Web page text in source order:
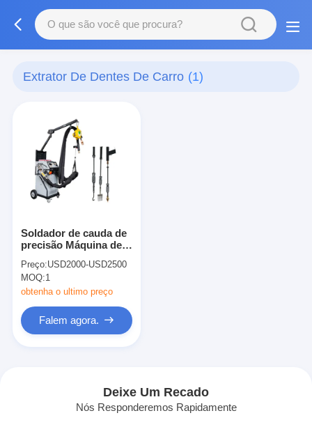
Extrator De Dentes De Carro (1)
Soldador de cauda de
precisão Máquina de
Ferramenta de
reparação de
carroceria
Preço:USD2000-USD2500
MOQ:1
obtenha o ultimo preço
Falem agora.
Deixe Um Recado
Nós Responderemos Rapidamente